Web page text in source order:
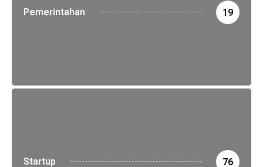
Pemerintahan 19
Startup 76